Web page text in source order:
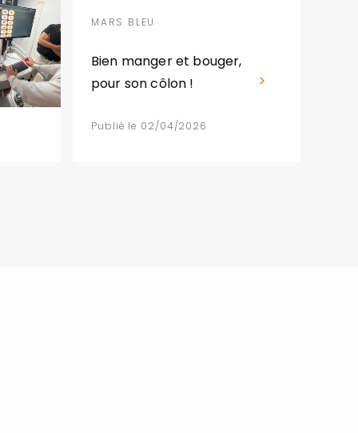
MARS BLEU
Bien manger et bouger,
pour son côlon !
Publié le 02/04/2026